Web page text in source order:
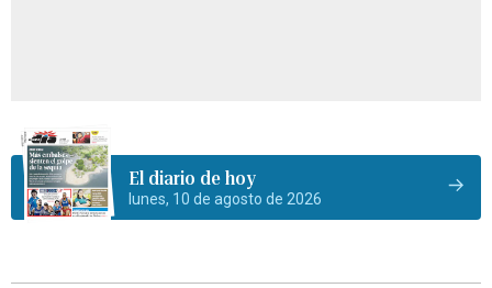
El diario de hoy
lunes, 10 de agosto de 2026